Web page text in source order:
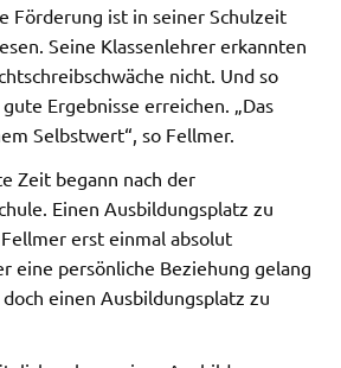
Förderung ist in seiner Schulzeit
Seine Klassenlehrer erkannten
nicht. Und so
Ergebnisse erreichen. „Das
Selbstwert“, so Fellmer.
Zeit begann nach der
Einen Ausbildungsplatz zu
erst einmal absolut
eine persönliche Beziehung gelang
einen Ausbildungsplatz zu